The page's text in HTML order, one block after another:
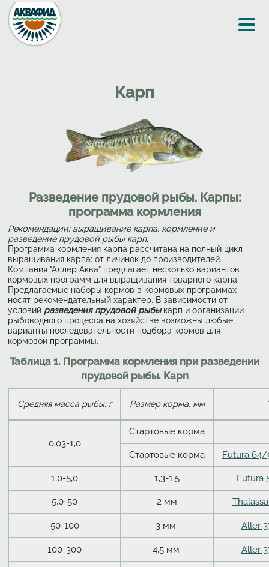
Перейти к основному содержанию
Карп
Разведение прудовой рыбы. Карпы:
программа кормления
Рекомендации: выращивание карпа, кормление и
разведение прудовой рыбы карп.
Программа кормления карпа рассчитана на полный цикл
выращивания карпа: от личинок до производителей.
Компания "Аллер Аква" предлагает несколько вариантов
кормовых программ для выращивания товарного карпа.
Предлагаемые наборы кормов в кормовых программах
носят рекомендательный характер. В зависимости от
условий разведения прудовой рыбыкарп и организации
рыбоводного процесса на хозяйстве возможны любые
варианты последовательности подбора кормов для
кормовой программы.
Таблица 1. Программа кормления при разведении
прудовой рыбы. Карп
Средняя масса рыбы, г Размер корма, мм
0,03-1,0
Стартовые корма
Стартовые корма Futura
1,0-5,0 1,3-1,5 Futura
5,0-50 2 мм
50-100 3 мм Aller
100-300 4,5 мм Aller